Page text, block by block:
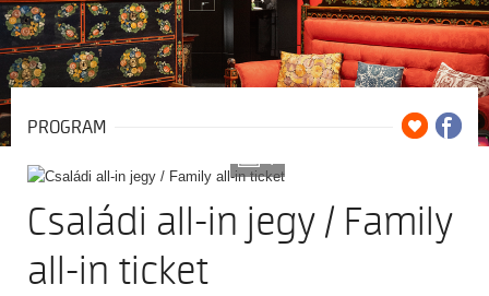
PROGRAM
7
Családi all-in jegy / Family
all-in ticket